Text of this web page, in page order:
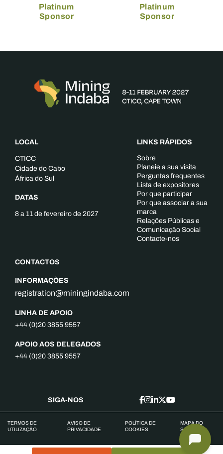
Platinum
Sponsor
Platinum
Sponsor
LOCAL
CTICC
Cidade do Cabo
África do Sul
DATAS
8 a 11 de fevereiro de 2027
CONTACTOS
INFORMAÇÕES
registration@miningindaba.com
LINHA DE APOIO
+44 (0)20 3855 9557
APOIO AOS DELEGADOS
+44 (0)20 3855 9557
LINKS RÁPIDOS
Sobre
Planeie a sua visita
Perguntas frequentes
Lista de expositores
Por que participar
Por que associar a sua
marca
Relações Públicas e
Comunicação Social
Contacte-nos
SIGA-NOS
TERMOS DE
UTILIZAÇÃO
AVISO DE
PRIVACIDADE
POLÍTICA DE
COOKIES
MAPA DO
SITE